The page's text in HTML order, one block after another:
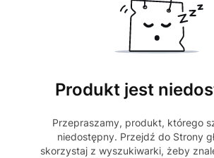
Produkt jest
Przepraszamy, produkt, którego
niedostępny. Przejdź do Strony
skorzystaj z wyszukiwarki, żeby